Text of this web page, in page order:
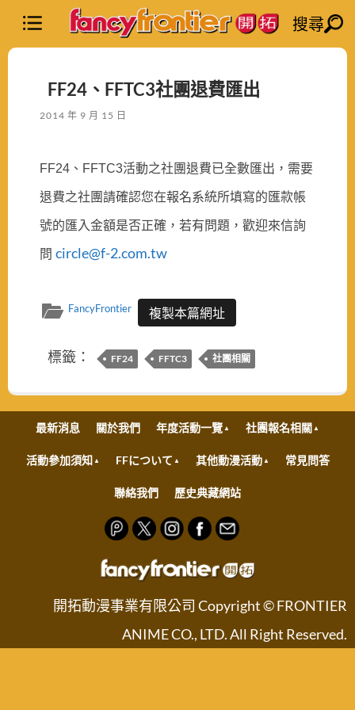
搜尋
FF24、FFTC3社團退費匯出
2014 年 9 月 15 日
FF24、FFTC3活動之社團退費已全數匯出，需要
退費之社團請確認您在報名系統所填寫的匯款帳
號的匯入金額是否正確，若有問題，歡迎來信詢
問 circle@f-2.com.tw
FancyFrontier 複製本篇網址
標籤： FF24 FFTC3 社團相關
最新消息 關於我們 年度活動一覽 社團報名相關
活動參加須知 FFについて 其他動漫活動 常見問答
聯絡我們 歷史典藏網站
開拓動漫事業有限公司 Copyright © FRONTIER
ANIME CO., LTD. All Right Reserved.